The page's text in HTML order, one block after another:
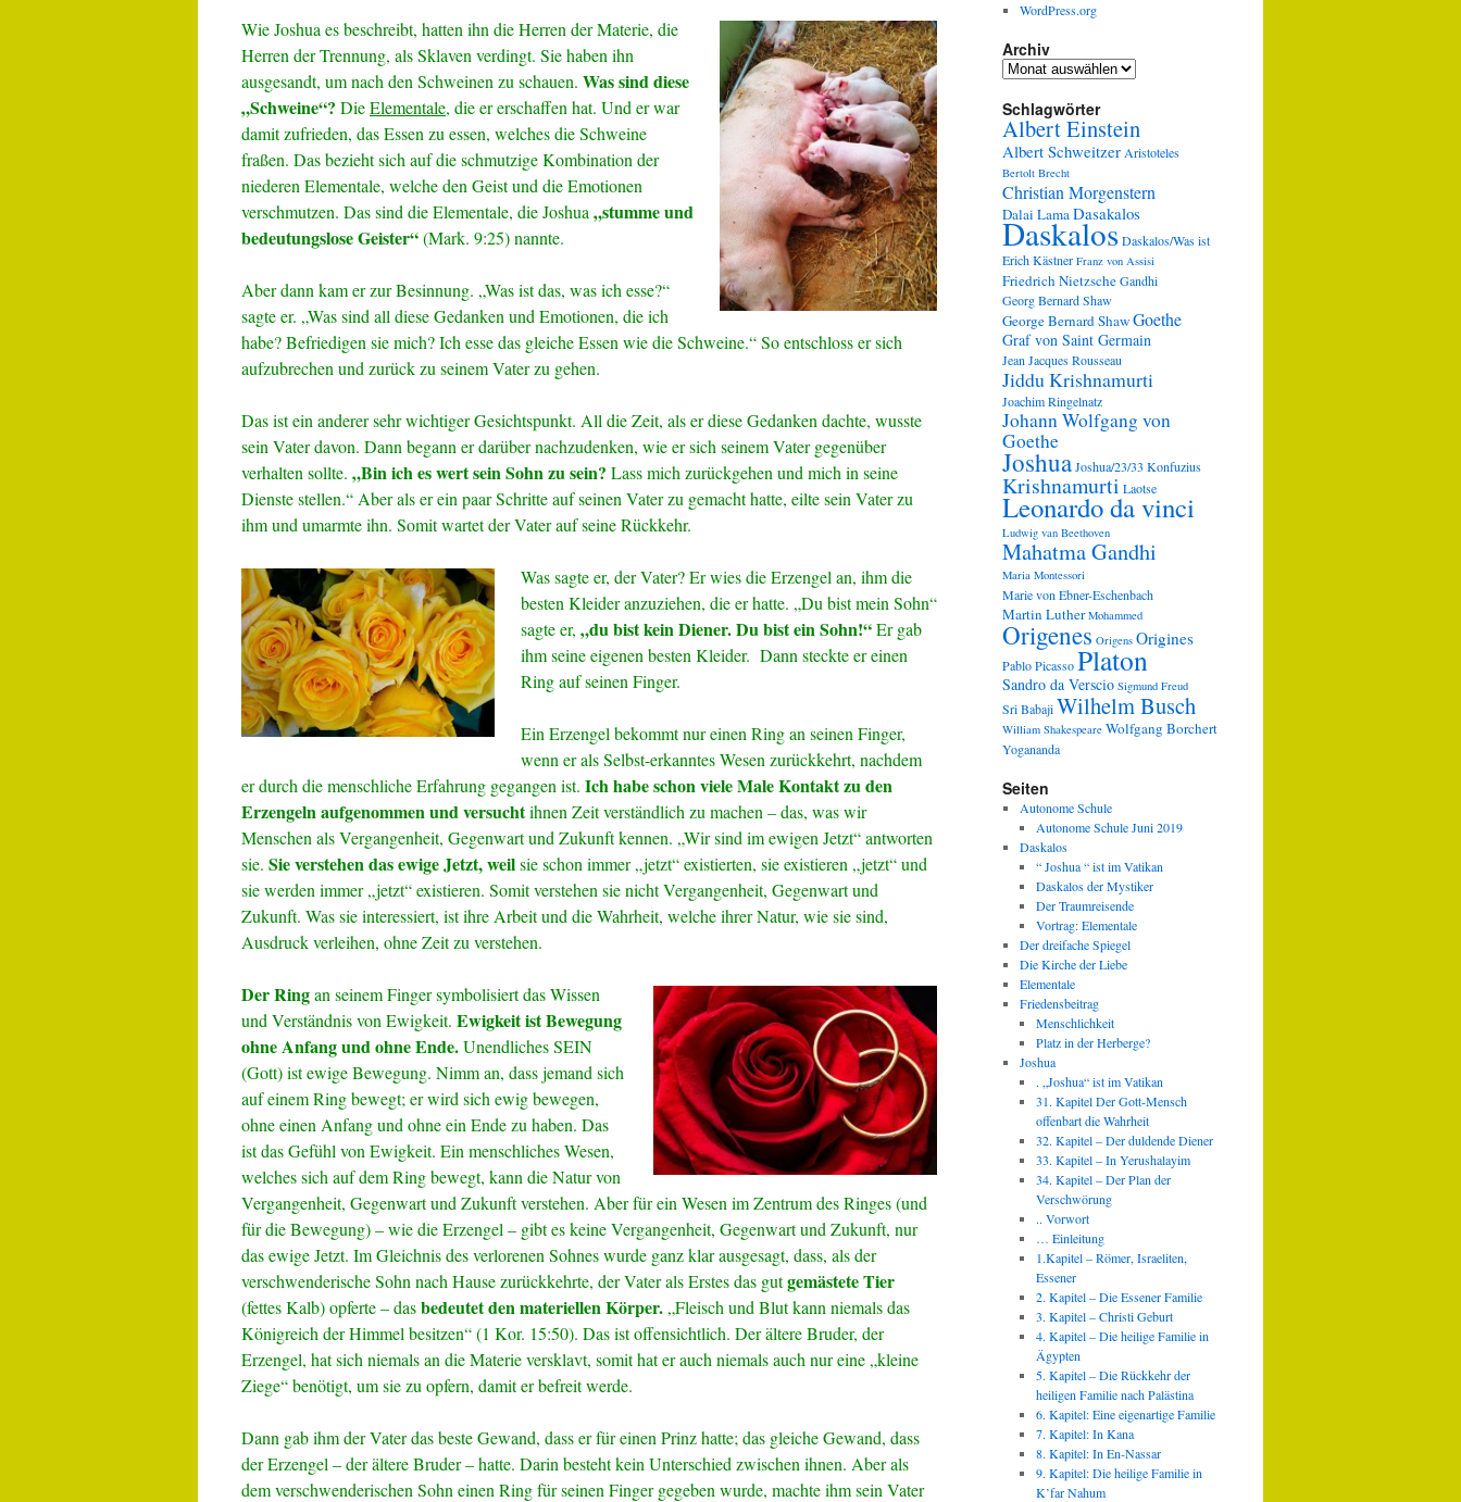
Wie Joshua es beschreibt, hatten ihn die Herren der Materie, die
Herren der Trennung, als Sklaven verdingt. Sie haben ihn
ausgesandt, um nach den Schweinen zu schauen. Was sind diese
„Schweine“? DieElementale, die er erschaffen hat. Und er war
damit zufrieden, das Essen zu essen, welches die Schweine
fraßen. Das bezieht sich auf die schmutzige Kombination der
niederen Elementale, welche den Geist und die Emotionen
verschmutzen. Das sind die Elementale, die Joshua „stumme und
bedeutungslose Geister“(Mark. 9:25) nannte.
Aber dann kam er zur Besinnung. „Was ist das, was ich esse?“
sagte er. „Was sind all diese Gedanken und Emotionen, die ich
habe? Befriedigen sie mich? Ich esse das gleiche Essen wie die Schweine.“ So entschloss er sich
aufzubrechen und zurück zu seinem Vater zu gehen.
Das ist ein anderer sehr wichtiger Gesichtspunkt. All die Zeit, als er diese Gedanken dachte, wusste
sein Vater davon. Dann begann er darüber nachzudenken, wie er sich seinem Vater gegenüber
verhalten sollte. „Bin ich eswert sein Sohn zu sein? Lass mich zurückgehen und mich in seine
Dienste stellen.“ Aber als er ein paar Schritte auf seinen Vater zu gemacht hatte, eilte sein Vater zu
ihm und umarmte ihn. Somit wartet der Vater auf seine Rückkehr.
Was sagte er, der Vater? Er wies die Erzengel an, ihm die
besten Kleider anzuziehen, die er hatte. „Du bist mein Sohn“
sagte er, „du bist kein Diener. Dubist ein Sohn!“Er gab
ihm seine eigenen besten Kleider. Dann steckte er einen
Ring auf seinen Finger.
Ein Erzengel bekommt nur einen Ring an seinen Finger,
wenn er als Selbst-erkanntes Wesen zurückkehrt, nachdem
er durch die menschliche Erfahrung gegangen ist. Ich habe schon viele Male Kontakt zu den
Erzengelnaufgenommen und versuchtihnen Zeit verständlich zu machen – das, was wir
Menschen als Vergangenheit, Gegenwart und Zukunft kennen. „Wir sind im ewigen Jetzt“ antworten
sie. Sie verstehen das ewige Jetzt, weilsie schon immer „jetzt“ existierten, sie existieren „jetzt“ und
sie werden immer „jetzt“ existieren. Somit verstehen sie nicht Vergangenheit, Gegenwart und
Zukunft. Was sie interessiert, ist ihre Arbeit und die Wahrheit, welche ihrer Natur, wie sie sind,
Ausdruck verleihen, ohne Zeit zu verstehen.
Der Ringan seinem Finger symbolisiert das Wissen
und Verständnis von Ewigkeit. Ewigkeit ist Bewegung
ohne Anfang und ohne Ende.Unendliches SEIN
(Gott) ist ewige Bewegung. Nimm an, dass jemand sich
auf einem Ring bewegt; er wird sich ewig bewegen,
ohne einen Anfang und ohne ein Ende zu haben. Das
ist das Gefühl von Ewigkeit. Ein menschliches Wesen,
welches sich auf dem Ring bewegt, kann die Natur von
Vergangenheit, Gegenwart und Zukunft verstehen. Aber für ein Wesen im Zentrum des Ringes (und
für die Bewegung) – wie die Erzengel – gibt es keine Vergangenheit, Gegenwart und Zukunft, nur
das ewige Jetzt. Im Gleichnis des verlorenen Sohnes wurde ganz klar ausgesagt, dass, als der
verschwenderische Sohn nach Hause zurückkehrte, der Vater als Erstes das gutgemästete Tier
(fettes Kalb) opferte – dasbedeutet den materiellen Körper. „Fleisch und Blut kann niemals das
Königreich der Himmel besitzen“ (1 Kor. 15:50). Das ist offensichtlich. Der ältere Bruder, der
Erzengel, hat sich niemals an die Materie versklavt, somit hat er auch niemals auch nur eine „kleine
Ziege“ benötigt, um sie zu opfern, damit er befreit werde.
Dann gab ihm der Vater das beste Gewand, dass er für einen Prinz hatte; das gleiche Gewand, dass
der Erzengel – der ältere Bruder – hatte. Darin besteht kein Unterschied zwischen ihnen. Aber als
dem verschwenderischen Sohn einen Ring für seinen Finger gegeben wurde, machte ihm sein Vater
WordPress.org
Archiv
Archiv
Schlagwörter
Albert Einstein
Albert Schweitzer Aristoteles
Bertolt Brecht
Christian Morgenstern
Dalai LamaDasakalos
DaskalosDaskalos/Was ist
Erich Kästner Franz von Assisi
Friedrich NietzscheGandhi
Georg Bernard Shaw
George Bernard ShawGoethe
Graf von Saint Germain
Jean Jacques Rousseau
Jiddu Krishnamurti
Joachim Ringelnatz
Johann Wolfgang von
Goethe
JoshuaJoshua/23/33 Konfuzius
Krishnamurti Laotse
Leonardo da vinci
Ludwig van Beethoven
Mahatma Gandhi
Maria Montessori
Marie von Ebner-Eschenbach
Martin Luther Mohammed
Origenes Origens Origines
Pablo PicassoPlaton
Sandro da Verscio Sigmund Freud
Sri BabajiWilhelm Busch
William Shakespeare Wolfgang Borchert
Yogananda
Seiten
Autonome Schule
Autonome Schule Juni 2019
Daskalos
“ Joshua “ ist im Vatikan
Daskalos der Mystiker
Der Traumreisende
Vortrag: Elementale
Der dreifache Spiegel
Die Kirche der Liebe
Elementale
Friedensbeitrag
Menschlichkeit
Platz in der Herberge?
Joshua
. „Joshua“ ist im Vatikan
31. Kapitel Der Gott-Mensch
offenbart die Wahrheit
32. Kapitel – Der duldende Diener
33. Kapitel – In Yerushalayim
34. Kapitel – Der Plan der
Verschwörung
.. Vorwort
… Einleitung
1.Kapitel – Römer, Israeliten,
Essener
2. Kapitel – Die Essener Familie
3. Kapitel – Christi Geburt
4. Kapitel – Die heilige Familie in
Ägypten
5. Kapitel – Die Rückkehr der
heiligen Familie nach Palästina
6. Kapitel: Eine eigenartige Familie
7. Kapitel: In Kana
8. Kapitel: In En-Nassar
9. Kapitel: Die heilige Familie in
K’far Nahum